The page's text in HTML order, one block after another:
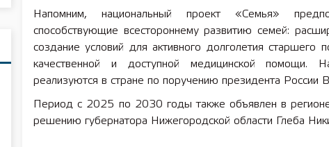
Напомним, национальный проект «Семья»
способствующие всестороннему развитию семей:
создание условий для активного долголетия старшего
качественной и доступной медицинской помощи.
реализуются в стране по поручению президента России
Период с 2025 по 2030 годы также объявлен в
решению губернатора Нижегородской области Глеба